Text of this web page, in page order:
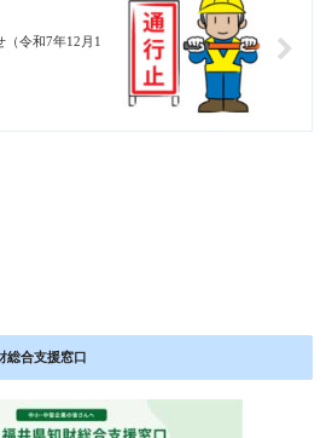
（令和7年12月1
総合支援窓口